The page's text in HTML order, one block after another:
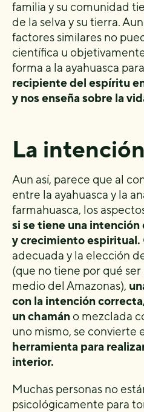
familia y su comunidad
de la selva y su tierra.
factores similares no
científica u
forma a la ayahuasca
recipiente del espíritu
y nos enseña sobre la
La
Aun así, parece que al
entre la ayahuasca y la
farmahuasca, los
si se tiene una
y crecimiento espiritual.
adecuada y la elección
(que no tiene por qué
medio del Amazonas),
con la intención
un chamán o mezclada
uno mismo, se convierte
herramienta para
interior.
Muchas personas no
psicológicamente para